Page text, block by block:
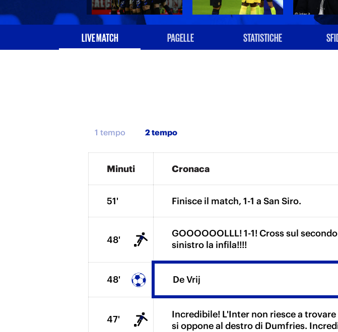
LIVE MATCH PAGELLE STATISTICHE
1 tempo
Minuti Cronaca
51' Finisce il match, 1-1 a San Siro.
48'
GOOOOOOLLL! 1-1! Cross sul
sinistro la infila!!!!
48' De Vrij
47'
Incredibile! L'Inter non riesce a
si oppone al destro di Dumfries.